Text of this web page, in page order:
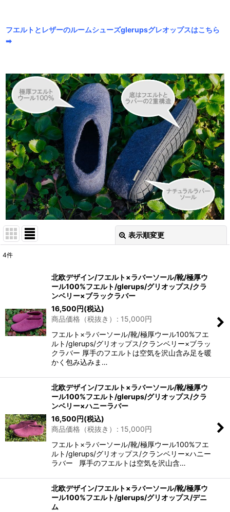
フエルトとレザーのルームシューズglerupsグレオップスはこちら
➡
表示順変更
絞り込む
4件
北欧デザイン/フエルト×ラバーソール/靴/極厚ウ
ール100%フエルト/glerups/グリオップス/クラ
ンベリー×ブラックラバー
16,500円(税込)
商品価格（税抜き）
: 15,000円
フエルト×ラバーソール/靴/極厚ウール100%フエ
ルト/glerups/グリオップス/クランベリー×ブラッ
クラバー 厚手のフエルトは空気を沢山含み足を暖
かく包み込みま…
北欧デザイン/フエルト×ラバーソール/靴/極厚ウ
ール100%フエルト/glerups/グリオップス/クラ
ンベリー×ハニーラバー
16,500円(税込)
商品価格（税抜き）
: 15,000円
フエルト×ラバーソール/靴/極厚ウール100%フエ
ルト/glerups/グリオップス/クランベリー×ハニー
ラバー 厚手のフエルトは空気を沢山含…
北欧デザイン/フエルト×ラバーソール/靴/極厚ウ
ール100%フエルト/glerups/グリオップス/デニ
ム